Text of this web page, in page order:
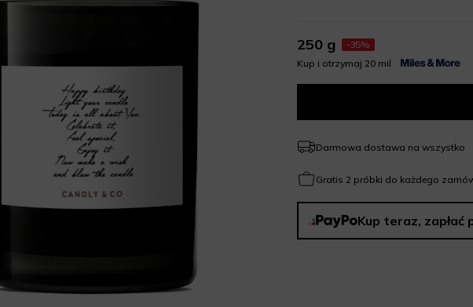
250 g
-35%
Kup i otrzymaj 20 mil
Darmowa dostawa na wszystko
Gratis 2 próbki do każdego
Kup teraz, zapłać